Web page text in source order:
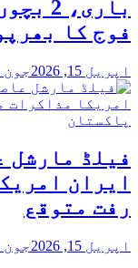
فوج کا
اپریل 15, 2026 جون 26, 2026
پاکستان
فیلڈ مارشل
ایران
رفت متوقع
اپریل 15, 2026 جون 26, 2026